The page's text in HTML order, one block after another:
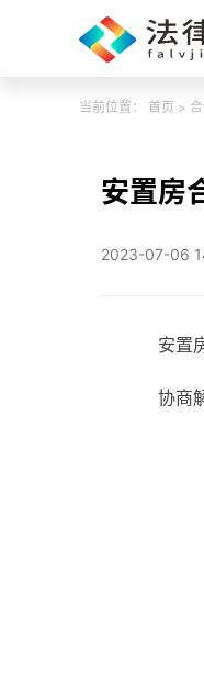
当前位置： 首页 >
安置房
2023-07-06
安置
协商